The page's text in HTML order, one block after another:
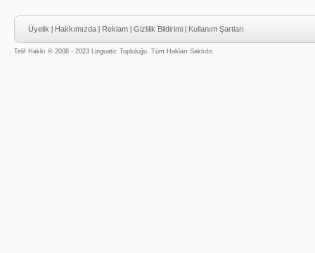
Üyelik | Hakkımızda | Reklam | Gizlilik Bildirimi | Kullanım Şartları
Telif Hakkı © 2008 - 2023 Linguatic Topluluğu. Tüm Hakları Saklıdır.